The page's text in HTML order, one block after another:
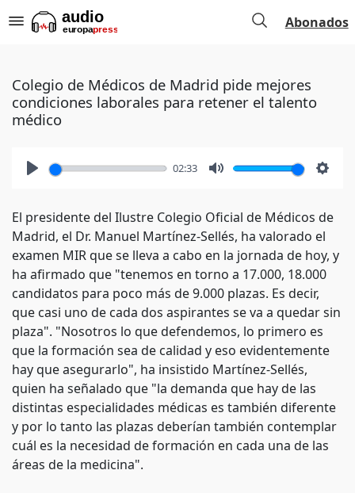
Abonados
Colegio de Médicos de Madrid pide mejores
condiciones laborales para retener el talento
médico
02:33
El presidente del Ilustre Colegio Oficial de Médicos de
Madrid, el Dr. Manuel Martínez-Sellés, ha valorado el
examen MIR que se lleva a cabo en la jornada de hoy, y
ha afirmado que "tenemos en torno a 17.000, 18.000
candidatos para poco más de 9.000 plazas. Es decir,
que casi uno de cada dos aspirantes se va a quedar sin
plaza". "Nosotros lo que defendemos, lo primero es
que la formación sea de calidad y eso evidentemente
hay que asegurarlo", ha insistido Martínez-Sellés,
quien ha señalado que "la demanda que hay de las
distintas especialidades médicas es también diferente
y por lo tanto las plazas deberían también contemplar
cuál es la necesidad de formación en cada una de las
áreas de la medicina".